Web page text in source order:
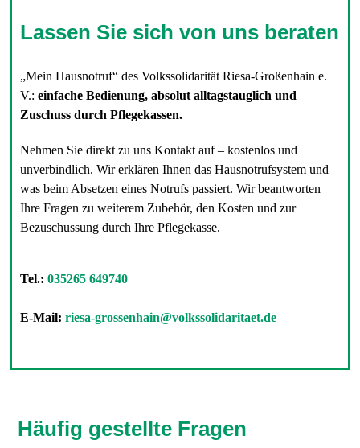
Lassen Sie sich von uns beraten
„Mein Hausnotruf“ des Volkssolidarität Riesa-Großenhain e.
V.: einfache Bedienung, absolut alltagstauglich und
Zuschuss durch Pflegekassen.
Nehmen Sie direkt zu uns Kontakt auf – kostenlos und
unverbindlich. Wir erklären Ihnen das Hausnotrufsystem und
was beim Absetzen eines Notrufs passiert. Wir beantworten
Ihre Fragen zu weiterem Zubehör, den Kosten und zur
Bezuschussung durch Ihre Pflegekasse.
Tel.: 035265 649740
E-Mail: riesa-grossenhain@volkssolidaritaet.de
Häufig gestellte Fragen